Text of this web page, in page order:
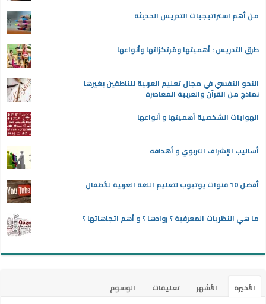
من أهم استراتيجيات التدريس الحديثة
طرق التدريس : أهميتها ومُرتكزاتها وأنواعها
النحو النفسي في مجال تعليم العربية للناطقين بغيرها
نماذج من القرآن والعربية المعاصرة
الهوايات الشخصية أهميتها و أنواعها
أساليب الإشراف التربوي و أهدافه
أفضل 10 قنوات يوتيوب لتعليم اللغة العربية للأطفال
ما هي النظريات المعرفية ؟ روادها ؟ و أهم اتجاهاتها ؟
الأخيرة الأشهر تعليقات
الوسوم